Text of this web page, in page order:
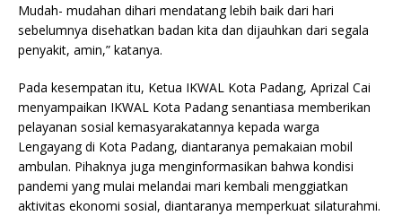
Mudah- mudahan dihari mendatang lebih baik dari hari
sebelumnya disehatkan badan kita dan dijauhkan dari segala
penyakit, amin,” katanya.
Pada kesempatan itu, Ketua IKWAL Kota Padang, Aprizal Cai
menyampaikan IKWAL Kota Padang senantiasa memberikan
pelayanan sosial kemasyarakatannya kepada warga
Lengayang di Kota Padang, diantaranya pemakaian mobil
ambulan. Pihaknya juga menginformasikan bahwa kondisi
pandemi yang mulai melandai mari kembali menggiatkan
aktivitas ekonomi sosial, diantaranya memperkuat silaturahmi.